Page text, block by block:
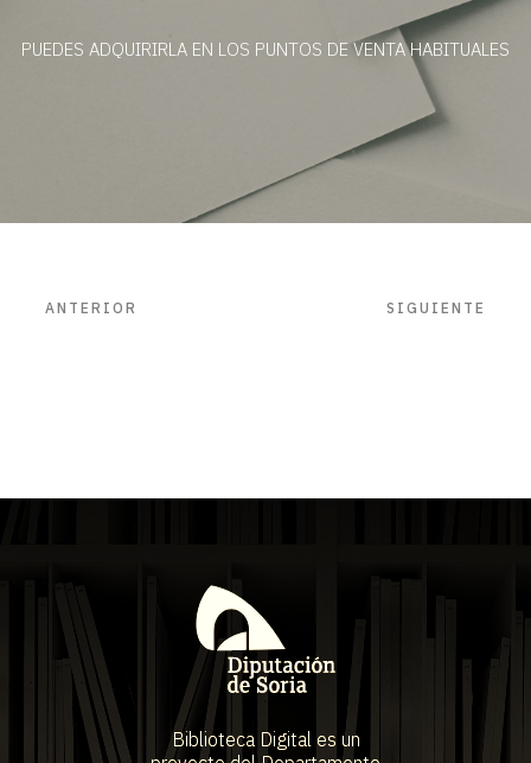
PUEDES ADQUIRIRLA EN LOS PUNTOS DE VENTA HABITUALES
ANTERIOR SIGUIENTE
Biblioteca Digital es un